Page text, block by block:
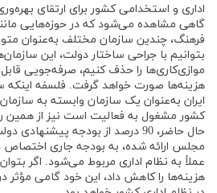
اداری و استخدامی کشور برای ارتقای
گاهی مشاهده می‌شود که در حوزه‌هایی
فرهنگ، چندین سازمان مختلف به‌عنوان
بتوانیم با جراحی ساختار دولت، این
موازی‌کاری‌ها را حذف کنیم، صرفه‌جویی
هزینه‌ها صورت خواهد گرفت. فلسفه اینکه
ایران به‌عنوان یک سازمان وابسته به
کشور مشغول به فعالیت است نیز از همین
مجلس ارائه شده، به بودجه جاری اختصاص
هزینه‌ها را کاهش داد، این خود گامی مؤثر